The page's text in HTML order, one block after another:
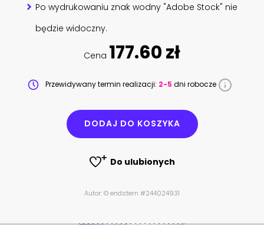
Po wydrukowaniu znak wodny "Adobe Stock" nie
będzie widoczny.
Cena 177.60 zł
Przewidywany termin realizacji: 2-5 dni robocze
DODAJ DO KOSZYKA
Do ulubionych
Autor: © endstern #244024931